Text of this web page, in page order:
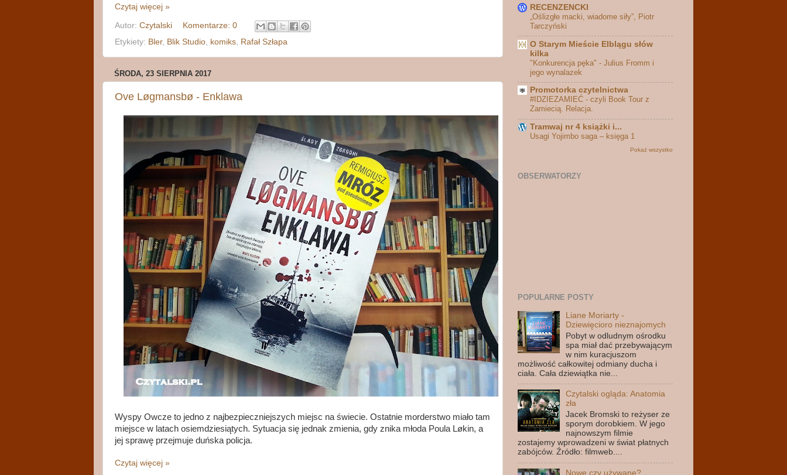
Czytaj więcej »
Autor: Czytalski
Komentarze: 0
Etykiety: Bler, Blik Studio komiks Rafał Szłapa
ŚRODA, 23 SIERPNIA 2017
Ove Løgmansbø - Enklawa
Wyspy Owcze to jedno z najbezpieczniejszych miejsc na świecie. Ostatnie morderstwo miało tam
miejsce w latach osiemdziesiątych. Sytuacja się jednak zmienia, gdy znika młoda Poula Løkin, a
jej sprawę przejmuje duńska policja.
Czytaj więcej »
RECENZENCKI
„Oślizgłe macki, wiadome siły”, Piotr
Tarczyński
O Starym Mieście Elblągu słów
kilka
"Konkurencja pęka" - Julius Fromm i
jego wynalazek
Promotorka czytelnictwa
#IDZIEZAMIEĆ - czyli Book Tour z
Zamiecią. Relacja.
Tramwaj nr 4 książki i...
Usagi Yojimbo saga – księga 1
Pokaż wszystko
OBSERWATORZY
POPULARNE POSTY
Liane Moriarty -
Dziewięcioro nieznajomych
Pobyt w odludnym ośrodku
spa miał dać przebywającym
w nim kuracjuszom
możliwość całkowitej odmiany ducha i
ciała. Cała dziewiątka nie...
Czytalski ogląda: Anatomia
zła
Jacek Bromski to reżyser ze
sporym dorobkiem. W jego
najnowszym filmie
zostajemy wprowadzeni w świat płatnych
zabójców. Źródło: filmweb....
Nowe czy używane?